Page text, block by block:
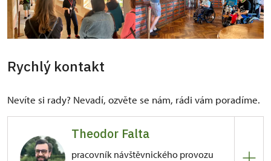
Rychlý kontakt
Nevíte si rady? Nevadí, ozvěte se nám, rádi vám poradíme.
Theodor Falta
pracovník návštěvnického provozu